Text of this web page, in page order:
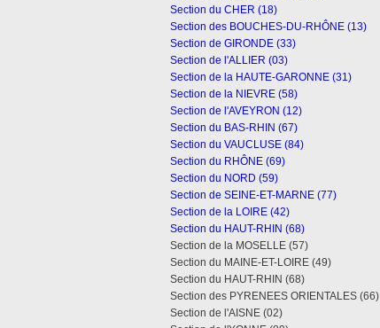
Section du CHER (18)
Section des BOUCHES-DU-RHÔNE (13)
Section de GIRONDE (33)
Section de l'ALLIER (03)
Section de la HAUTE-GARONNE (31)
Section de la NIEVRE (58)
Section de l'AVEYRON (12)
Section du BAS-RHIN (67)
Section du VAUCLUSE (84)
Section du RHÔNE (69)
Section du NORD (59)
Section de SEINE-ET-MARNE (77)
Section de la LOIRE (42)
Section du HAUT-RHIN (68)
Section de la MOSELLE (57)
Section du MAINE-ET-LOIRE (49)
Section du HAUT-RHIN (68)
Section des PYRENEES ORIENTALES (66)
Section de l'AISNE (02)